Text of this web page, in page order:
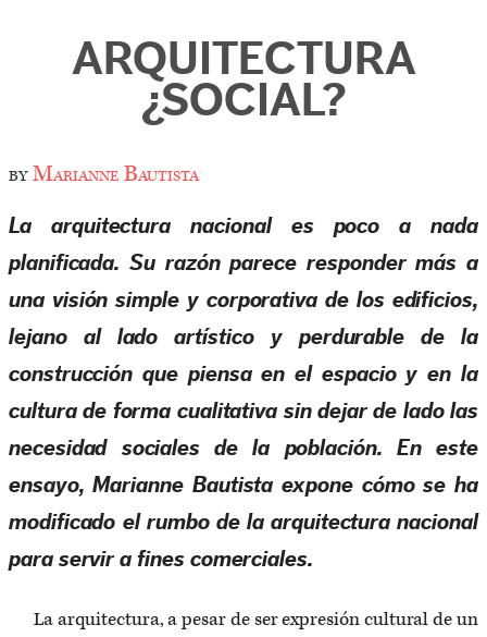
ARQUITECTURA
¿SOCIAL?
byMarianne Bautista
La arquitectura nacional es poco a nada
planificada. Su razón parece responder más a
una visión simple y corporativa de los edificios,
lejano al lado artístico y perdurable de la
construcción que piensa en el espacio y en la
cultura de forma cualitativa sin dejar de lado las
necesidad sociales de la población. En este
ensayo, Marianne Bautista expone cómo se ha
modificado el rumbo de la arquitectura nacional
para servir a fines comerciales.
La arquitectura, a pesar de ser expresión cultural de un